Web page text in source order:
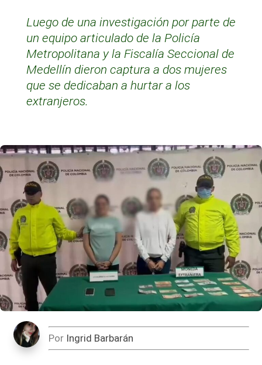
Luego de una investigación por parte de
un equipo articulado de la Policía
Metropolitana y la Fiscalía Seccional de
Medellín dieron captura a dos mujeres
que se dedicaban a hurtar a los
extranjeros.
Por Ingrid Barbarán